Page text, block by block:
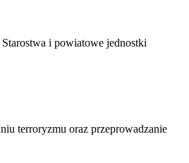
i powiatowe jednostki
terroryzmu oraz przeprowadzanie